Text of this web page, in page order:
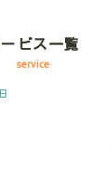
ビス一覧
service